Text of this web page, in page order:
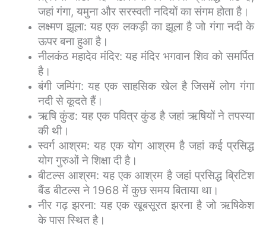
जहां गंगा, यमुना और सरस्वती नदियों का संगम होता है।
लक्ष्मण झूला: यह एक लकड़ी का झूला है जो गंगा नदी के
ऊपर बना हुआ है।
नीलकंठ महादेव मंदिर: यह मंदिर भगवान शिव को समर्पित
है।
बंगी जम्पिंग: यह एक साहसिक खेल है जिसमें लोग गंगा
नदी से कूदते हैं।
ऋषि कुंड: यह एक पवित्र कुंड है जहां ऋषियों ने तपस्या
की थी।
स्वर्ग आश्रम: यह एक योग आश्रम है जहां कई प्रसिद्ध
योग गुरुओं ने शिक्षा दी है।
बीटल्स आश्रम: यह एक आश्रम है जहां प्रसिद्ध ब्रिटिश
बैंड बीटल्स ने 1968 में कुछ समय बिताया था।
नीर गढ़ झरना: यह एक खूबसूरत झरना है जो ऋषिकेश
के पास स्थित है।